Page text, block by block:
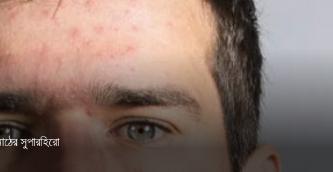
সুপারহিরো